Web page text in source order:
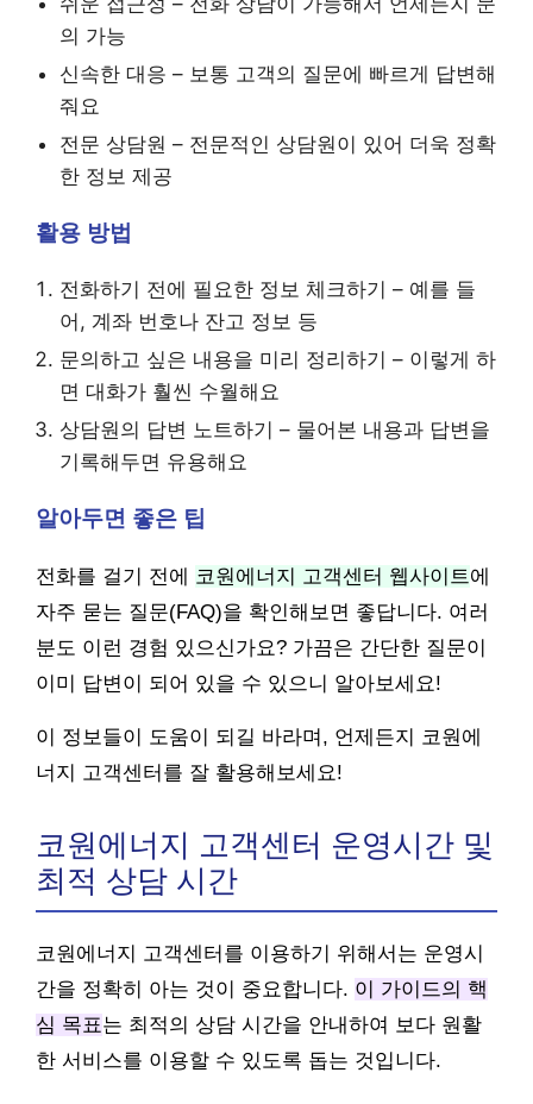
의 가능
신속한 대응 – 보통 고객의 질문에 빠르게 답변해
줘요
전문 상담원 – 전문적인 상담원이 있어 더욱 정확
한 정보 제공
활용 방법
전화하기 전에 필요한 정보 체크하기 – 예를 들
어, 계좌 번호나 잔고 정보 등
문의하고 싶은 내용을 미리 정리하기 – 이렇게 하
면 대화가 훨씬 수월해요
상담원의 답변 노트하기 – 물어본 내용과 답변을
기록해두면 유용해요
알아두면 좋은 팁
전화를 걸기 전에 코원에너지 고객센터 웹사이트에
자주 묻는 질문(FAQ)을 확인해보면 좋답니다. 여러
분도 이런 경험 있으신가요? 가끔은 간단한 질문이
이미 답변이 되어 있을 수 있으니 알아보세요!
이 정보들이 도움이 되길 바라며, 언제든지 코원에
너지 고객센터를 잘 활용해보세요!
코원에너지 고객센터 운영시간 및
최적 상담 시간
코원에너지 고객센터를 이용하기 위해서는 운영시
간을 정확히 아는 것이 중요합니다. 이 가이드의 핵
심 목표는 최적의 상담 시간을 안내하여 보다 원활
한 서비스를 이용할 수 있도록 돕는 것입니다.